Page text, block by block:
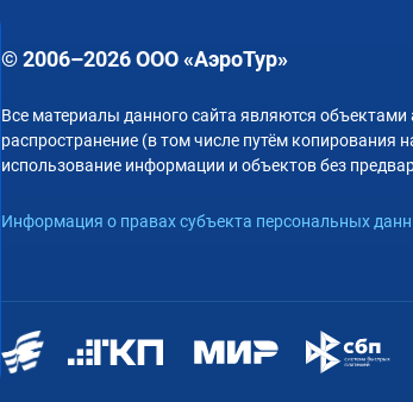
© 2006–2026 ООО «АэроТур»
Все материалы данного сайта являются
распространение (в том числе путём копирования
использование информации и объектов без
Информация о правах субъекта персональных